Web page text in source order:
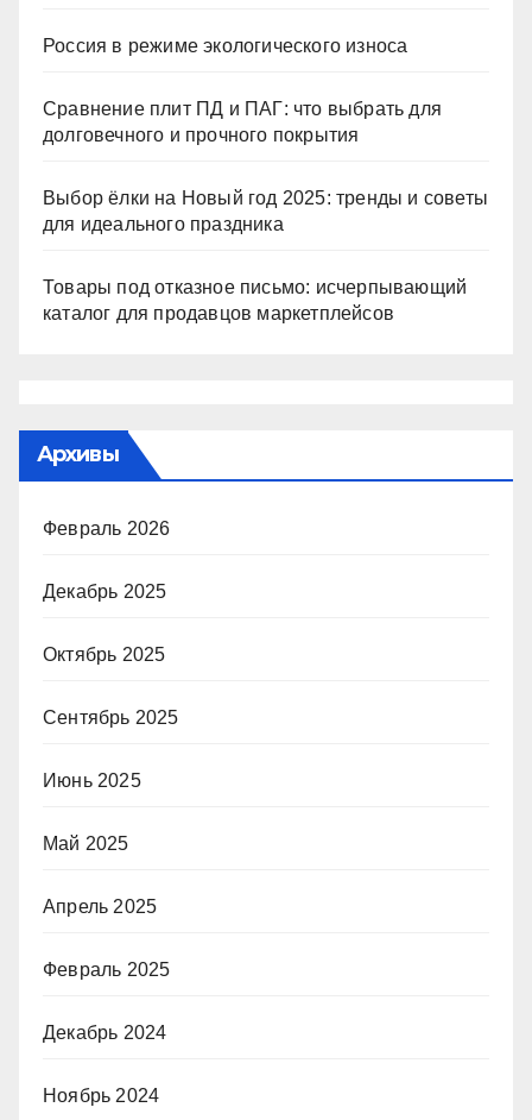
Россия в режиме экологического износа
Сравнение плит ПД и ПАГ: что выбрать для
долговечного и прочного покрытия
Выбор ёлки на Новый год 2025: тренды и советы
для идеального праздника
Товары под отказное письмо: исчерпывающий
каталог для продавцов маркетплейсов
Архивы
Февраль 2026
Декабрь 2025
Октябрь 2025
Сентябрь 2025
Июнь 2025
Май 2025
Апрель 2025
Февраль 2025
Декабрь 2024
Ноябрь 2024